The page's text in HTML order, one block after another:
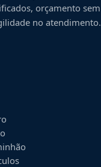
orçamento sem
no atendimento.